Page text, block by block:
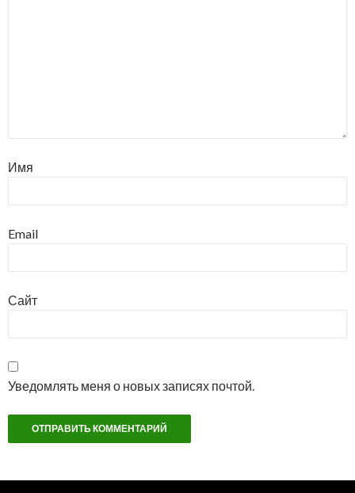
Имя
Email
Сайт
Уведомлять меня о новых записях почтой.